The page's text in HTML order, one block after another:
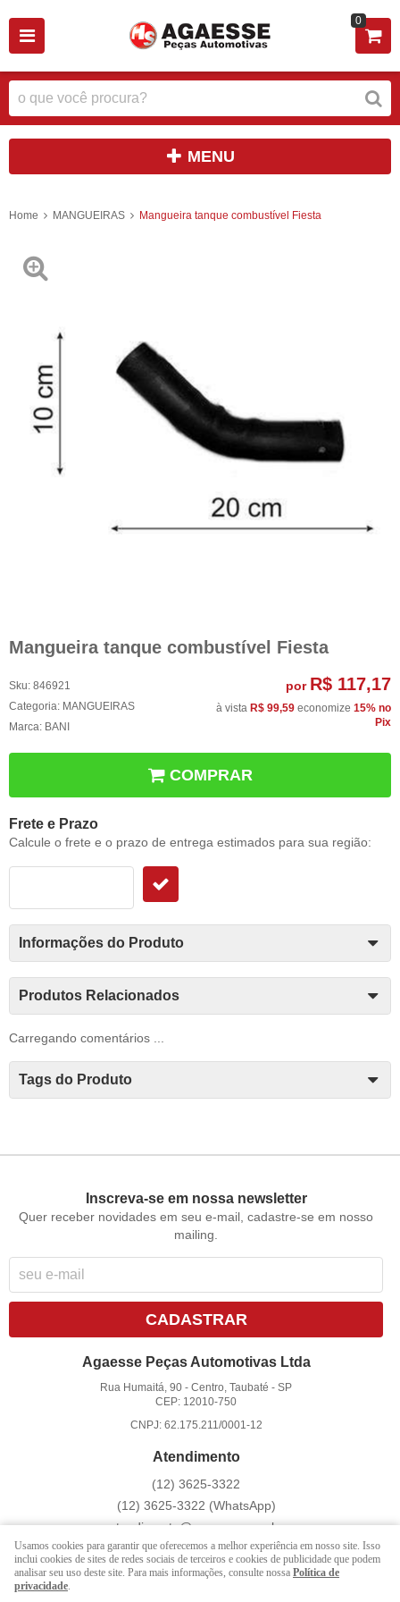
0
MENU
Home MANGUEIRAS Mangueira tanque combustível Fiesta
Mangueira tanque combustível Fiesta
Sku: 846921
Categoria: MANGUEIRAS
Marca: BANI
por R$ 117,17
à vista R$ 99,59 economize 15% no
Pix
COMPRAR
Frete e Prazo
Calcule o frete e o prazo de entrega estimados para sua região:
Informações do Produto
Produtos Relacionados
Carregando comentários ...
Tags do Produto
Inscreva-se em nossa newsletter
Quer receber novidades em seu e-mail, cadastre-se em nosso
mailing.
CADASTRAR
Agaesse Peças Automotivas Ltda
Rua Humaitá, 90 -Centro, Taubaté -SP
CEP: 12010-750
CNPJ: 62.175.211/0001-12
Atendimento
(12) 3625-3322
(12) 3625-3322 (WhatsApp)
atendimento@agaesse.com.br
LOJA VIRTUAL CRIADA POR
Usamos cookies para garantir que oferecemos a melhor experiência em nosso site. Isso
inclui cookies de sites de redes sociais de terceiros e cookies de publicidade que podem
analisar seu uso deste site. Para mais informações, consulte nossa Política de
privacidade.